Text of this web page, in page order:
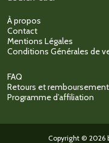
À propos
Contact
Mentions Légales
Conditions Générales de
FAQ
Retours et
Programme d’affiliation
Copyright © 2026